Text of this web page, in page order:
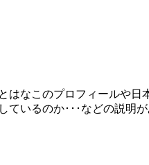
はなこのプロフィールや日
ているのか･･･などの説明が